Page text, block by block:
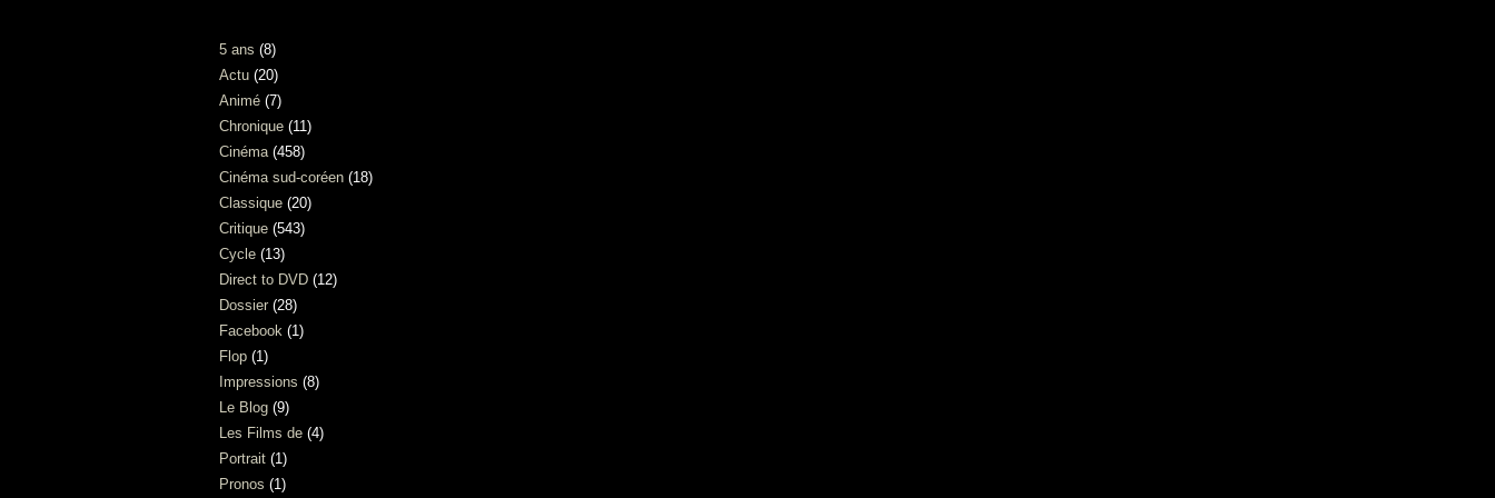
5 ans (8)
Actu (20)
Animé (7)
Chronique (11)
Cinéma (458)
Cinéma sud-coréen (18)
Classique (20)
Critique (543)
Cycle (13)
Direct to DVD (12)
Dossier (28)
Facebook (1)
Flop (1)
Impressions (8)
Le Blog (9)
Les Films de (4)
Portrait (1)
Pronos (1)